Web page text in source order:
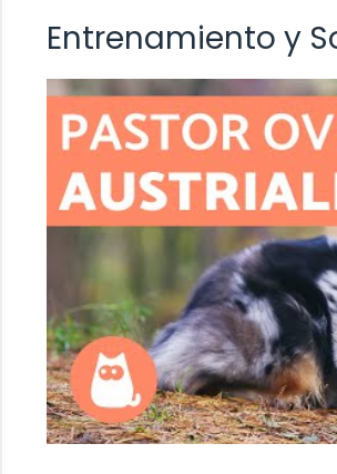
Entrenamiento y